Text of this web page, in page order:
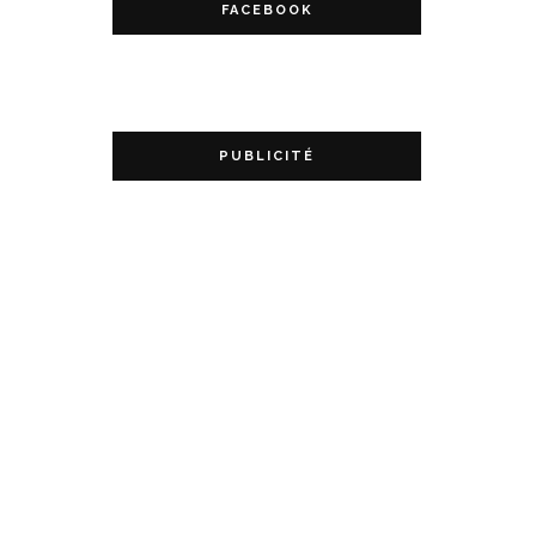
FACEBOOK
PUBLICITÉ